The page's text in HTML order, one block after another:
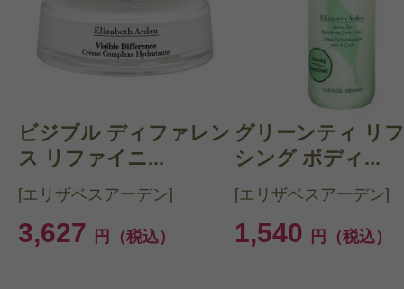
ビジブル ディファレン
ス リファイニ...
[エリザベスアーデン]
3,627 円（税込）
グリーンティ リ
シング ボディ...
[エリザベスアーデン]
1,540 円（税込）